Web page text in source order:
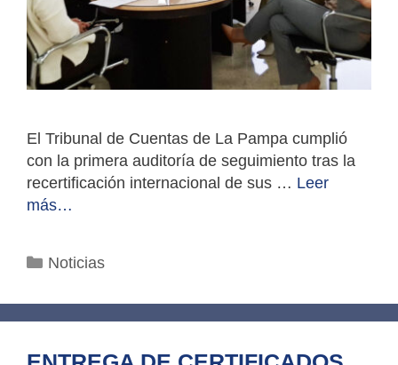
El Tribunal de Cuentas de La Pampa cumplió
con la primera auditoría de seguimiento tras la
recertificación internacional de sus … Leer
más…
Categorías
Noticias